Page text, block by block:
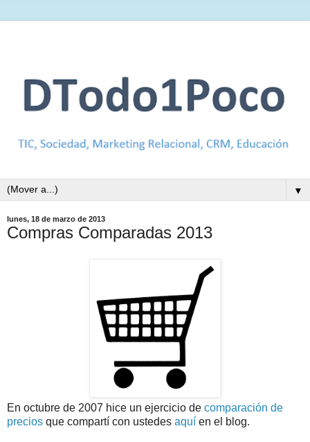
▼
lunes, 18 de marzo de 2013
Compras Comparadas 2013
En octubre de 2007 hice un ejercicio de comparación de
precios que compartí con ustedes aquí en el blog.